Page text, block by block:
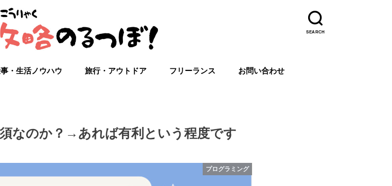
SEARCH
・生活ノウハウ 旅行・アウトドア フリーランス お問い合わせ
なのか？→あれば有利という程度です
プログラミング